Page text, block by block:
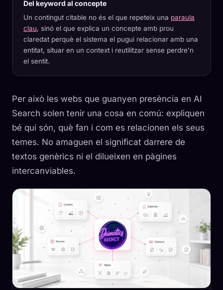
Del keyword al concepte
Un contingut citable no és el que repeteix una paraula
clau, sinó el que explica un concepte amb prou
claredat perquè el sistema el pugui relacionar amb una
entitat, situar en un context i reutilitzar sense perdre’n
el sentit.
Per això les webs que guanyen presència en AI
Search solen tenir una cosa en comú: expliquen
bé qui són, què fan i com es relacionen els seus
temes. No amaguen el significat darrere de
textos genèrics ni el dilueixen en pàgines
intercanviables.